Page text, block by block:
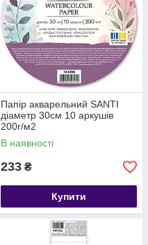
Папір акварельний SANTI
діаметр 30см 10 аркушів
200г/м2
В наявності
233 ₴
Купити